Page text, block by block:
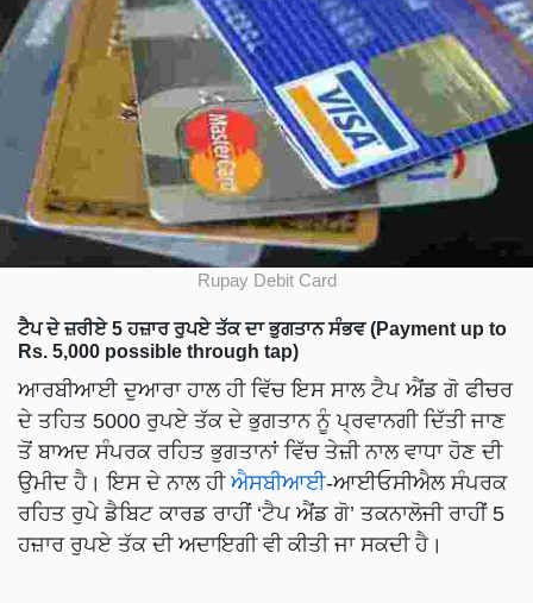
Rupay Debit Card
ਟੈਪ ਦੇ ਜ਼ਰੀਏ 5 ਹਜ਼ਾਰ ਰੁਪਏ ਤੱਕ ਦਾ ਭੁਗਤਾਨ ਸੰਭਵ (Payment up to
Rs. 5,000 possible through tap)
ਆਰਬੀਆਈ ਦੁਆਰਾ ਹਾਲ ਹੀ ਵਿੱਚ ਇਸ ਸਾਲ ਟੈਪ ਐਂਡ ਗੋ ਫੀਚਰ
ਦੇ ਤਹਿਤ 5000 ਰੁਪਏ ਤੱਕ ਦੇ ਭੁਗਤਾਨ ਨੂੰ ਪ੍ਰਵਾਨਗੀ ਦਿੱਤੀ ਜਾਣ
ਤੋਂ ਬਾਅਦ ਸੰਪਰਕ ਰਹਿਤ ਭੁਗਤਾਨਾਂ ਵਿੱਚ ਤੇਜ਼ੀ ਨਾਲ ਵਾਧਾ ਹੋਣ ਦੀ
ਉਮੀਦ ਹੈ। ਇਸ ਦੇ ਨਾਲ ਹੀ ਐਸਬੀਆਈ-ਆਈਓਸੀਐਲ ਸੰਪਰਕ
ਰਹਿਤ ਰੁਪੇ ਡੈਬਿਟ ਕਾਰਡ ਰਾਹੀਂ ‘ਟੈਪ ਐਂਡ ਗੋ’ ਤਕਨਾਲੋਜੀ ਰਾਹੀਂ 5
ਹਜ਼ਾਰ ਰੁਪਏ ਤੱਕ ਦੀ ਅਦਾਇਗੀ ਵੀ ਕੀਤੀ ਜਾ ਸਕਦੀ ਹੈ।